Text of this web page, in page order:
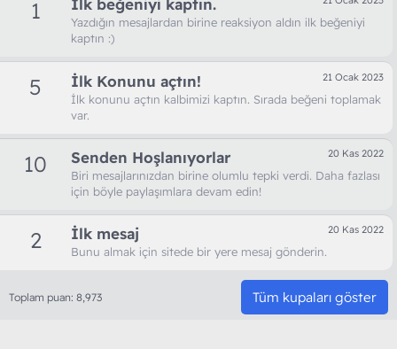
1 İlk beğeniyi kaptın.
Yazdığın mesajlardan birine reaksiyon aldın ilk beğeniyi
kaptın :)
5 21 Ocak 2023
İlk Konunu açtın!
İlk konunu açtın kalbimizi kaptın. Sırada beğeni toplamak
var.
10 20 Kas 2022
Senden Hoşlanıyorlar
Biri mesajlarınızdan birine olumlu tepki verdi. Daha fazlası
için böyle paylaşımlara devam edin!
2 20 Kas 2022
İlk mesaj
Bunu almak için sitede bir yere mesaj gönderin.
Toplam puan: 8,973 Tüm kupaları göster